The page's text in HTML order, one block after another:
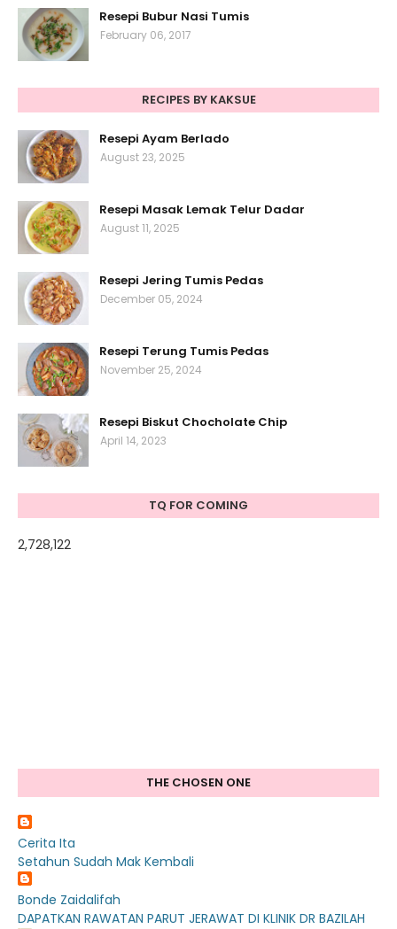
Resepi Bubur Nasi Tumis
February 06, 2017
RECIPES BY KAKSUE
Resepi Ayam Berlado
August 23, 2025
Resepi Masak Lemak Telur Dadar
August 11, 2025
Resepi Jering Tumis Pedas
December 05, 2024
Resepi Terung Tumis Pedas
November 25, 2024
Resepi Biskut Chocholate Chip
April 14, 2023
TQ FOR COMING
2,728,122
THE CHOSEN ONE
Cerita Ita
Setahun Sudah Mak Kembali
Bonde Zaidalifah
DAPATKAN RAWATAN PARUT JERAWAT DI KLINIK DR BAZILAH